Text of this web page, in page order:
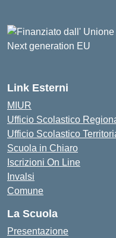
Link Esterni
MIUR
Ufficio Scolastico
Ufficio Scolastico
Scuola in Chiaro
Iscrizioni On Line
Invalsi
Comune
La Scuola
Presentazione